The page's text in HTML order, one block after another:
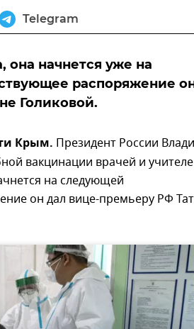
Telegram
она начнется уже на
распоряжение
Голиковой.
Крым. Президент России
вакцинации врачей и
на следующей
он дал вице-премьеру РФ